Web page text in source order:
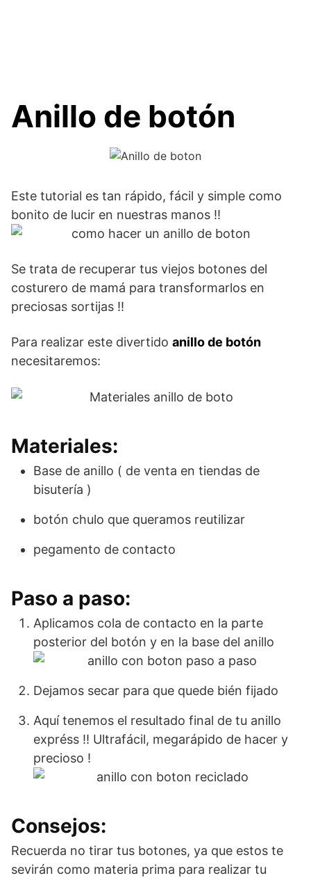
Anillo de botón
Este tutorial es tan rápido, fácil y simple como
bonito de lucir en nuestras manos !!
Se trata de recuperar tus viejos botones del
costurero de mamá para transformarlos en
preciosas sortijas !!
Para realizar este divertido anillo de botón
necesitaremos:
Materiales:
Base de anillo ( de venta en tiendas de
bisutería )
botón chulo que queramos reutilizar
pegamento de contacto
Paso a paso:
Aplicamos cola de contacto en la parte
posterior del botón y en la base del anillo
Dejamos secar para que quede bién fijado
Aquí tenemos el resultado final de tu anillo
expréss !! Ultrafácil, megarápido de hacer y
precioso !
Consejos:
Recuerda no tirar tus botones, ya que estos te
sevirán como materia prima para realizar tu